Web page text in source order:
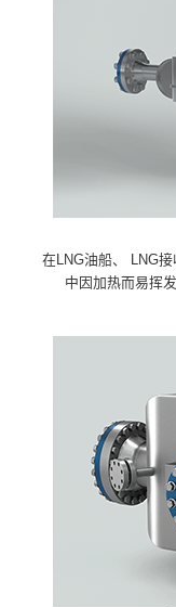
在LNG油船、 LNG
中因加热而易挥